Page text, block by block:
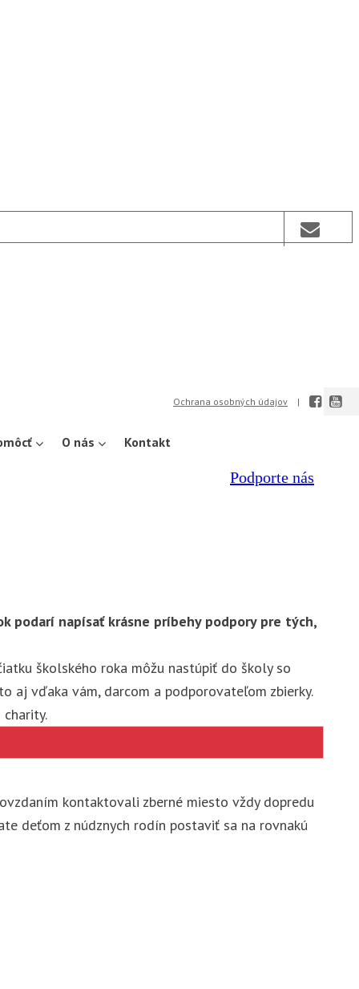
Ochrana osobných údajov
O nás Kontakt
Podporte nás
podarí napísať krásne príbehy podpory pre tých,
školského roka môžu nastúpiť do školy so
aj vďaka vám, darcom a podporovateľom zbierky.
kontaktovali zberné miesto vždy dopredu
deťom z núdznych rodín postaviť sa na rovnakú